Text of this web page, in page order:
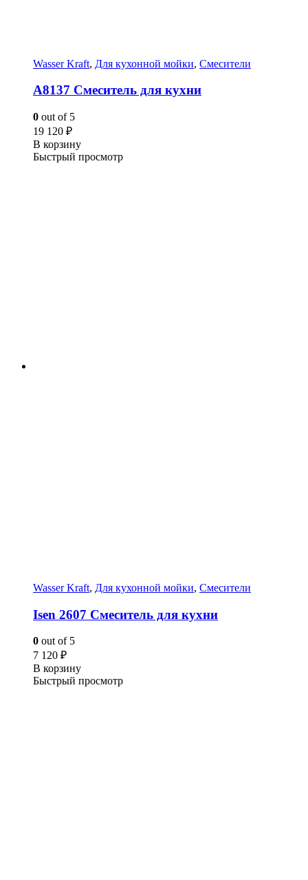
Wasser Kraft, Для кухонной мойки, Смесители
A8137 Смеситель для кухни
0 out of 5
19 120 ₽
В корзину
Быстрый просмотр
Wasser Kraft, Для кухонной мойки, Смесители
Isen 2607 Смеситель для кухни
0 out of 5
7 120 ₽
В корзину
Быстрый просмотр